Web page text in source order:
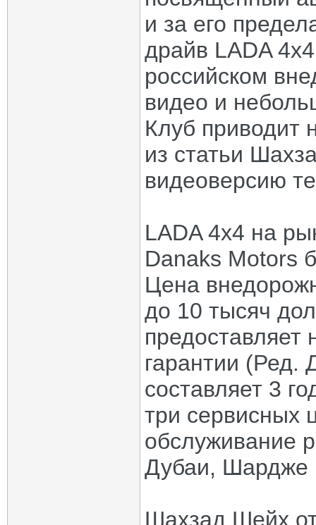
и за его
драйв LADA
российском
видео и
Клуб приводит
из статьи
видеоверсию
LADA 4x4 на
Danaks Motors
Цена
до 10 тысяч
гарантии (Ред.
составляет 3
три сервисных
обслуживание
Дубаи, Шардже
Шахзад Шейх